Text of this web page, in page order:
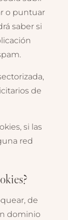
o puntuar
saber si
de
si las
red
de
dominio